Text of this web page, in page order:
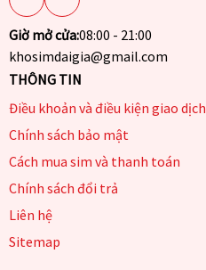
Giờ mở cửa:08:00 - 21:00
khosimdaigia@gmail.com
THÔNG TIN
Điều khoản và điều kiện giao dịch
Chính sách bảo mật
Cách mua sim và thanh toán
Chính sách đổi trả
Liên hệ
Sitemap